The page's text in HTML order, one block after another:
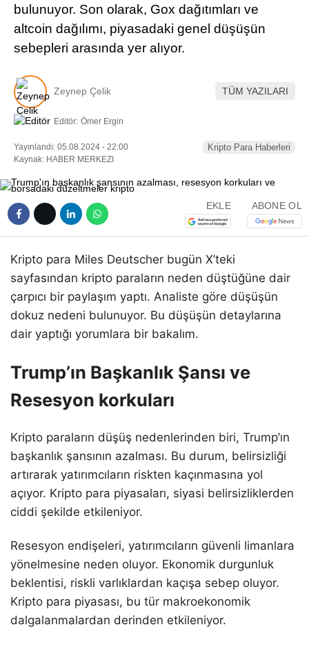
bulunuyor. Son olarak, Gox dağıtımları ve
altcoin dağılımı, piyasadaki genel düşüşün
sebepleri arasında yer alıyor.
Zeynep Çelik TÜM YAZILARI
Editör: Ömer Ergin
Yayınlandı: 05.08.2024 - 22:00
Kaynak: HABER MERKEZI
Kripto Para Haberleri
EKLE ABONE OL
Kripto para Miles Deutscher bugün X’teki
sayfasından kripto paraların neden düştüğüne dair
çarpıcı bir paylaşım yaptı. Analiste göre düşüşün
dokuz nedeni bulunuyor. Bu düşüşün detaylarına
dair yaptığı yorumlara bir bakalım.
Trump’ın Başkanlık Şansı ve
Resesyon korkuları
Kripto paraların düşüş nedenlerinden biri, Trump’ın
başkanlık şansının azalması. Bu durum, belirsizliği
artırarak yatırımcıların riskten kaçınmasına yol
açıyor. Kripto para piyasaları, siyasi belirsizliklerden
ciddi şekilde etkileniyor.
Resesyon endişeleri, yatırımcıların güvenli limanlara
yönelmesine neden oluyor. Ekonomik durgunluk
beklentisi, riskli varlıklardan kaçışa sebep oluyor.
Kripto para piyasası, bu tür makroekonomik
dalgalanmalardan derinden etkileniyor.